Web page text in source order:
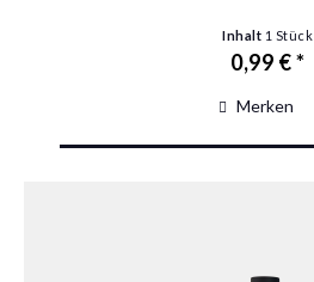
Inhalt 1 Stück
0,99 € *
Merken